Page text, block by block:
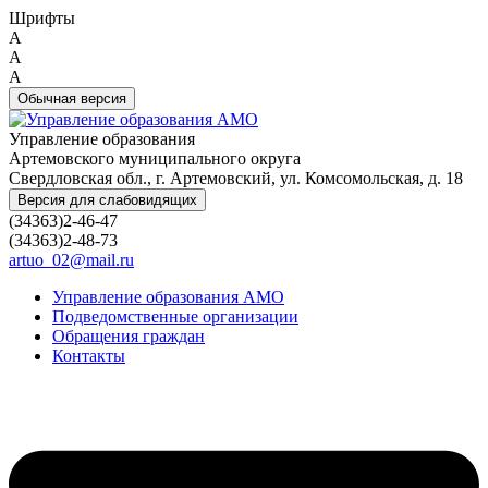
Шрифты
A
A
A
Обычная версия
Управление образования
Артемовского муниципального округа
Свердловская обл., г. Артемовский, ул. Комсомольская, д. 18
Версия для слабовидящих
(34363)2-46-47
(34363)2-48-73
artuo_02@mail.ru
Управление образования АМО
Подведомственные организации
Обращения граждан
Контакты